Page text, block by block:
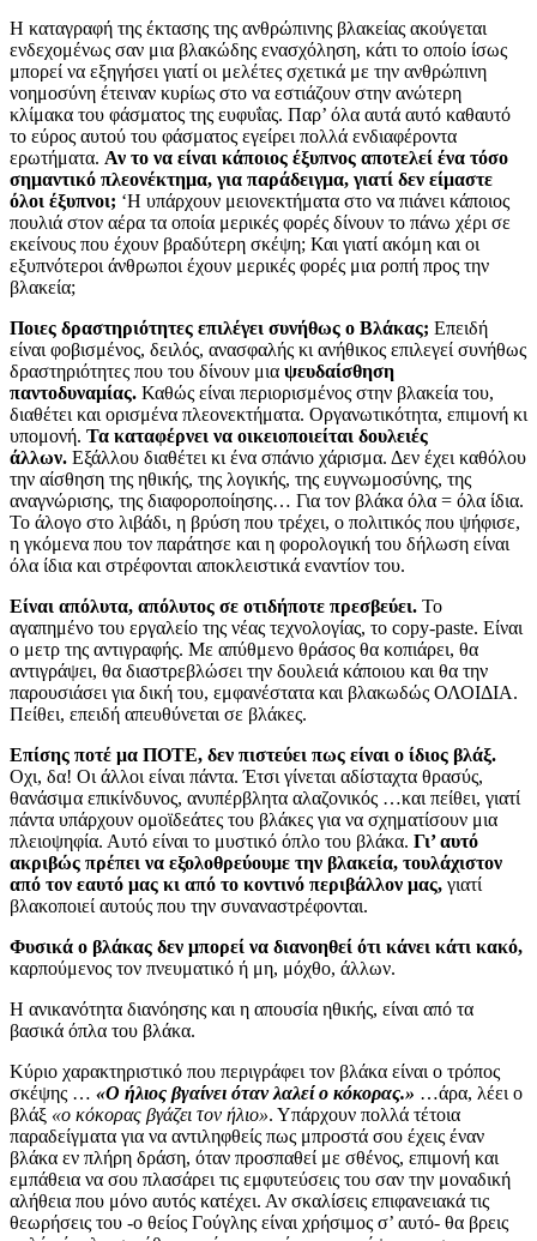
Η καταγραφή της έκτασης της ανθρώπινης βλακείας ακούγεται
ενδεχομένως σαν μια βλακώδης ενασχόληση, κάτι το οποίο ίσως
μπορεί να εξηγήσει γιατί οι μελέτες σχετικά με την ανθρώπινη
νοημοσύνη έτειναν κυρίως στο να εστιάζουν στην ανώτερη
κλίμακα του φάσματος της ευφυΐας. Παρ’ όλα αυτά αυτό καθαυτό
το εύρος αυτού του φάσματος εγείρει πολλά ενδιαφέροντα
ερωτήματα. Αν το να είναι κάποιος έξυπνος αποτελεί ένα τόσο
σημαντικό πλεονέκτημα, για παράδειγμα, γιατί δεν είμαστε
όλοι έξυπνοι; ‘Η υπάρχουν μειονεκτήματα στο να πιάνει κάποιος
πουλιά στον αέρα τα οποία μερικές φορές δίνουν το πάνω χέρι σε
εκείνους που έχουν βραδύτερη σκέψη; Και γιατί ακόμη και οι
εξυπνότεροι άνθρωποι έχουν μερικές φορές μια ροπή προς την
βλακεία;
Ποιες δραστηριότητες επιλέγει συνήθως ο Βλάκας; Επειδή
είναι φοβισμένος, δειλός, ανασφαλής κι ανήθικος επιλεγεί συνήθως
δραστηριότητες που του δίνουν μια ψευδαίσθηση
παντοδυναμίας. Καθώς είναι περιορισμένος στην βλακεία του,
διαθέτει και ορισμένα πλεονεκτήματα. Οργανωτικότητα, επιμονή κι
υπομονή. Τα καταφέρνει να οικειοποιείται δουλειές
άλλων. Εξάλλου διαθέτει κι ένα σπάνιο χάρισμα. Δεν έχει καθόλου
την αίσθηση της ηθικής, της λογικής, της ευγνωμοσύνης, της
αναγνώρισης, της διαφοροποίησης… Για τον βλάκα όλα = όλα ίδια.
Το άλογο στο λιβάδι, η βρύση που τρέχει, ο πολιτικός που ψήφισε,
η γκόμενα που τον παράτησε και η φορολογική του δήλωση είναι
όλα ίδια και στρέφονται αποκλειστικά εναντίον του.
Είναι απόλυτα, απόλυτος σε οτιδήποτε πρεσβεύει. Το
αγαπημένο του εργαλείο της νέας τεχνολογίας, το copy-paste. Είναι
ο μετρ της αντιγραφής. Με απύθμενο θράσος θα κοπιάρει, θα
αντιγράψει, θα διαστρεβλώσει την δουλειά κάποιου και θα την
παρουσιάσει για δική του, εμφανέστατα και βλακωδώς ΟΛΟΙΔΙΑ.
Πείθει, επειδή απευθύνεται σε βλάκες.
Επίσης ποτέ μα ΠΟΤΕ, δεν πιστεύει πως είναι ο ίδιος βλάξ.
Οχι, δα! Οι άλλοι είναι πάντα. Έτσι γίνεται αδίσταχτα θρασύς,
θανάσιμα επικίνδυνος, ανυπέρβλητα αλαζονικός …και πείθει, γιατί
πάντα υπάρχουν ομοϊδεάτες του βλάκες για να σχηματίσουν μια
πλειοψηφία. Αυτό είναι το μυστικό όπλο του βλάκα. Γι’ αυτό
ακριβώς πρέπει να εξολοθρεύουμε την βλακεία, τουλάχιστον
από τον εαυτό μας κι από το κοντινό περιβάλλον μας, γιατί
βλακοποιεί αυτούς που την συναναστρέφονται.
Φυσικά ο βλάκας δεν μπορεί να διανοηθεί ότι κάνει κάτι κακό,
καρπούμενος τον πνευματικό ή μη, μόχθο, άλλων.
Η ανικανότητα διανόησης και η απουσία ηθικής, είναι από τα
βασικά όπλα του βλάκα.
Κύριο χαρακτηριστικό που περιγράφει τον βλάκα είναι ο τρόπος
σκέψης … «Ο ήλιος βγαίνει όταν λαλεί ο κόκορας.» …άρα, λέει ο
βλάξ «ο κόκορας βγάζει τον ήλιο». Υπάρχουν πολλά τέτοια
παραδείγματα για να αντιληφθείς πως μπροστά σου έχεις έναν
βλάκα εν πλήρη δράση, όταν προσπαθεί με σθένος, επιμονή και
εμπάθεια να σου πλασάρει τις εμφυτεύσεις του σαν την μοναδική
αλήθεια που μόνο αυτός κατέχει. Αν σκαλίσεις επιφανειακά τις
θεωρήσεις του -ο θείος Γούγλης είναι χρήσιμος σ’ αυτό- θα βρεις